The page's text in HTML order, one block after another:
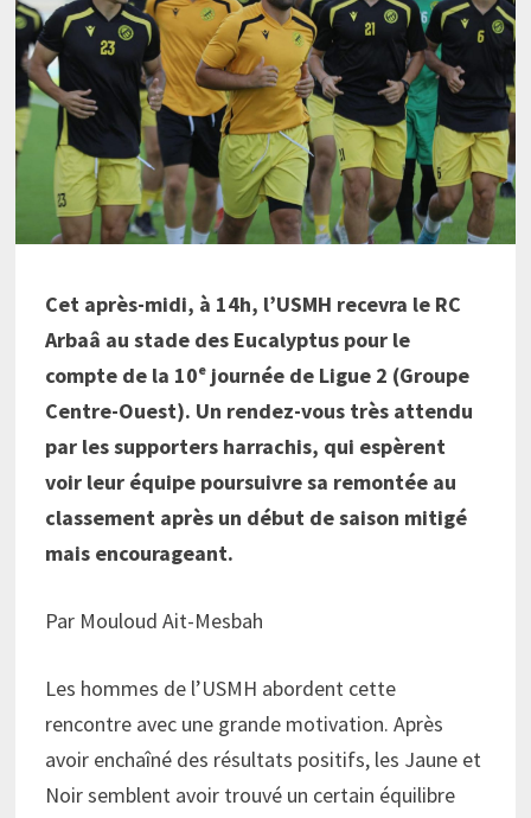
Cet après-midi, à 14h, l’USMH recevra le RC
Arbaâ au stade des Eucalyptus pour le
compte de la 10ᵉ journée de Ligue 2 (Groupe
Centre-Ouest). Un rendez-vous très attendu
par les supporters harrachis, qui espèrent
voir leur équipe poursuivre sa remontée au
classement après un début de saison mitigé
mais encourageant.
Par Mouloud Ait-Mesbah
Les hommes de l’USMH abordent cette
rencontre avec une grande motivation. Après
avoir enchaîné des résultats positifs, les Jaune et
Noir semblent avoir trouvé un certain équilibre